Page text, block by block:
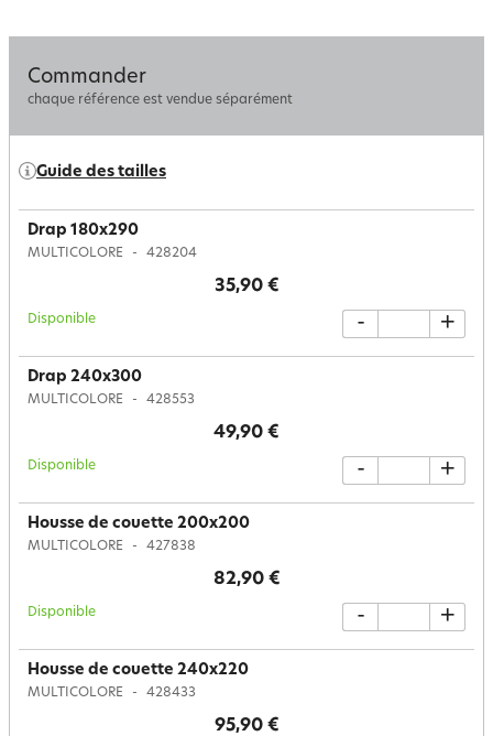
Commander
chaque référence est vendue séparément
Guide des tailles
Drap 180x290
MULTICOLORE 428204
35,90 €
Disponible - +
Drap 240x300
MULTICOLORE 428553
49,90 €
Disponible - +
Housse de couette 200x200
MULTICOLORE 427838
82,90 €
Disponible - +
Housse de couette 240x220
MULTICOLORE 428433
95,90 €